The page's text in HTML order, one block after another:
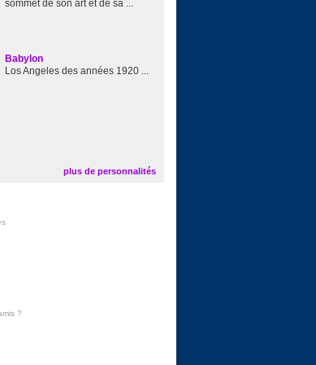
sommet de son art et de sa ...
Babylon
Los Angeles des années 1920 ...
plus de personnalités
?